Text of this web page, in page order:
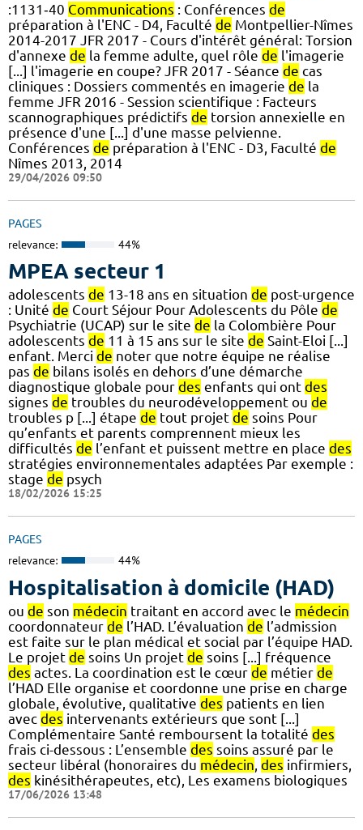
:1131‑40 Communications : Conférences de
préparation à l'ENC - D4, Faculté de Montpellier-Nîmes
2014-2017 JFR 2017 - Cours d'intérêt général: Torsion
d'annexe de la femme adulte, quel rôle de l'imagerie
[...] l'imagerie en coupe? JFR 2017 - Séance de cas
cliniques : Dossiers commentés en imagerie de la
femme JFR 2016 - Session scientifique : Facteurs
scannographiques prédictifs de torsion annexielle en
présence d'une [...] d'une masse pelvienne.
Conférences de préparation à l'ENC - D3, Faculté de
Nîmes 2013, 2014
29/04/2026 09:50
PAGES
relevance: 44%
MPEA secteur 1
adolescents de 13-18 ans en situation de post-urgence
: Unité de Court Séjour Pour Adolescents du Pôle de
Psychiatrie (UCAP) sur le site de la Colombière Pour
adolescents de 11 à 15 ans sur le site de Saint-Eloi [...]
enfant. Merci de noter que notre équipe ne réalise
pas de bilans isolés en dehors d’une démarche
diagnostique globale pour des enfants qui ont des
signes de troubles du neurodéveloppement ou de
troubles p [...] étape de tout projet de soins Pour
qu’enfants et parents comprennent mieux les
difficultés de l’enfant et puissent mettre en place des
stratégies environnementales adaptées Par exemple :
stage de psych
18/02/2026 15:25
PAGES
relevance: 44%
Hospitalisation à domicile (HAD)
ou de son médecin traitant en accord avec le médecin
coordonnateur de l’HAD. L’évaluation de l’admission
est faite sur le plan médical et social par l’équipe HAD.
Le projet de soins Un projet de soins [...] fréquence
des actes. La coordination est le cœur de métier de
l’HAD Elle organise et coordonne une prise en charge
globale, évolutive, qualitative des patients en lien
avec des intervenants extérieurs que sont [...]
Complémentaire Santé remboursent la totalité des
frais ci-dessous : L’ensemble des soins assuré par le
secteur libéral (honoraires du médecin, des infirmiers,
des kinésithérapeutes, etc), Les examens biologiques
17/06/2026 13:48